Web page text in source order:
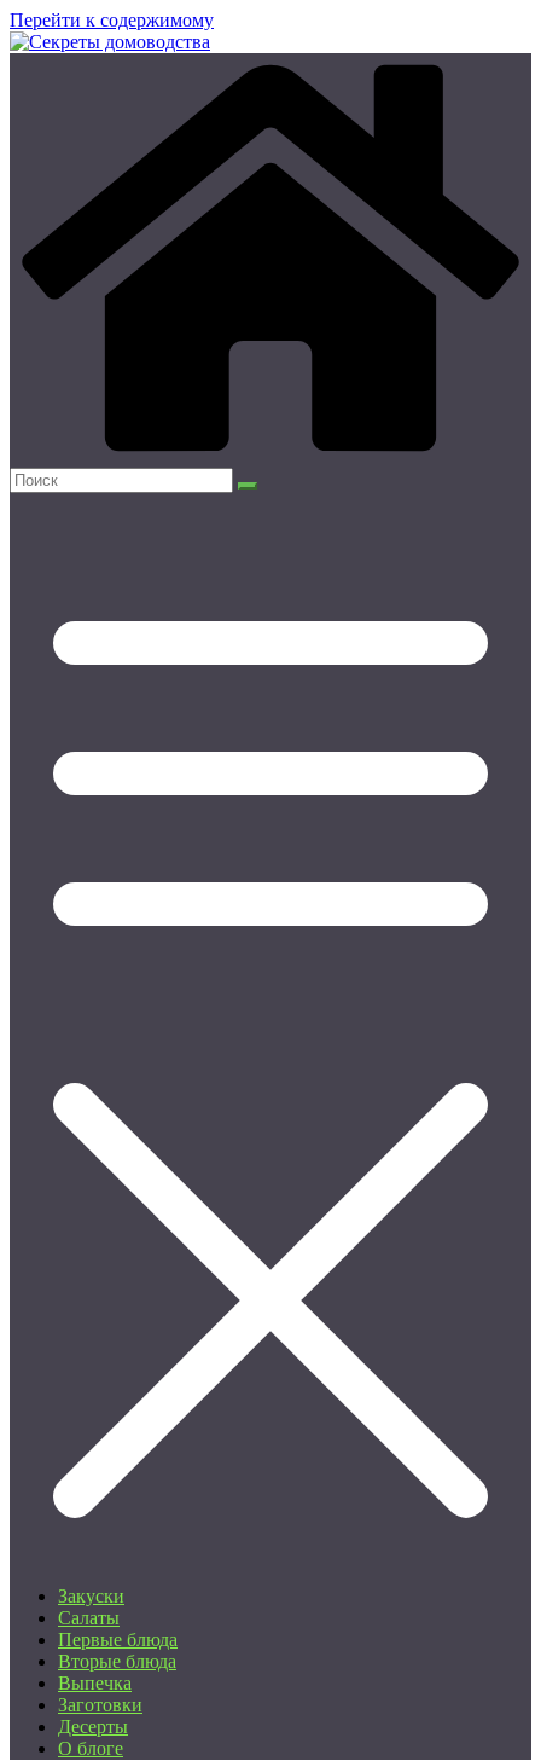
Перейти к содержимому
Закуски
Салаты
Первые блюда
Вторые блюда
Выпечка
Заготовки
Десерты
О блоге